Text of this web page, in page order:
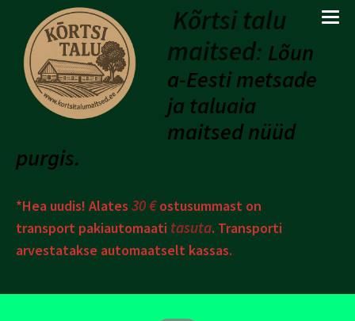
Kõrtsi talu
maitsed: Lõun
a-Eesti metsade
ja taluaia
maitsed nüüd
purgis.
*Hea uudis! Alates 30 €ostusummast on
transport pakiautomaati tasuta. Transporti
arvestatakse automaatselt kassas.